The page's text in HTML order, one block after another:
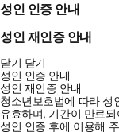
성인 인증 안내
성인 재인증 안내
닫기 닫기
성인 인증 안내
성인 재인증 안내
청소년보호법에 따라 성
유효하며, 기간이 만료
성인 인증 후에 이용해